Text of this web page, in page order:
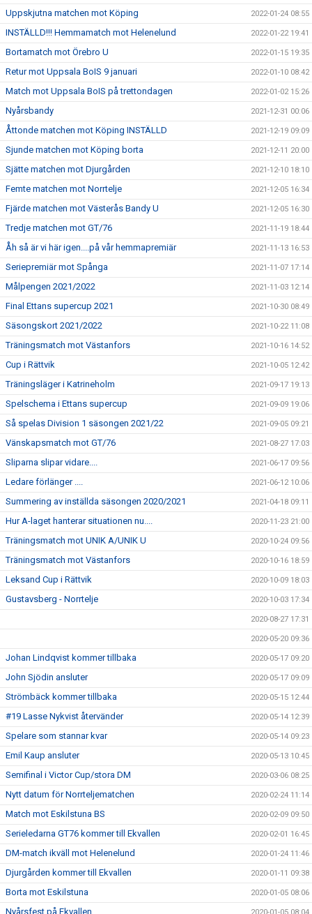
Uppskjutna matchen mot Köping 2022-01-24 08:55
INSTÄLLD!!! Hemmamatch mot Helenelund 2022-01-22 19:41
Bortamatch mot Örebro U 2022-01-15 19:35
Retur mot Uppsala BoIS 9 januari 2022-01-10 08:42
Match mot Uppsala BoIS på trettondagen 2022-01-02 15:26
Nyårsbandy 2021-12-31 00:06
Åttonde matchen mot Köping INSTÄLLD 2021-12-19 09:09
Sjunde matchen mot Köping borta 2021-12-11 20:00
Sjätte matchen mot Djurgården 2021-12-10 18:10
Femte matchen mot Norrtelje 2021-12-05 16:34
Fjärde matchen mot Västerås Bandy U 2021-12-05 16:30
Tredje matchen mot GT/76 2021-11-19 18:44
Åh så är vi här igen....på vår hemmapremiär 2021-11-13 16:53
Seriepremiär mot Spånga 2021-11-07 17:14
Målpengen 2021/2022 2021-11-03 12:14
Final Ettans supercup 2021 2021-10-30 08:49
Säsongskort 2021/2022 2021-10-22 11:08
Träningsmatch mot Västanfors 2021-10-16 14:52
Cup i Rättvik 2021-10-05 12:42
Träningsläger i Katrineholm 2021-09-17 19:13
Spelschema i Ettans supercup 2021-09-09 19:06
Så spelas Division 1 säsongen 2021/22 2021-09-05 09:21
Vänskapsmatch mot GT/76 2021-08-27 17:03
Sliparna slipar vidare.... 2021-06-17 09:56
Ledare förlänger .... 2021-06-12 10:06
Summering av inställda säsongen 2020/2021 2021-04-18 09:11
Hur A-laget hanterar situationen nu.... 2020-11-23 21:00
Träningsmatch mot UNIK A/UNIK U 2020-10-24 09:56
Träningsmatch mot Västanfors 2020-10-16 18:59
Leksand Cup i Rättvik 2020-10-09 18:03
Gustavsberg - Norrtelje 2020-10-03 17:34
2020-08-27 17:31
2020-05-20 09:36
Johan Lindqvist kommer tillbaka 2020-05-17 09:20
John Sjödin ansluter 2020-05-17 09:09
Strömbäck kommer tillbaka 2020-05-15 12:44
#19 Lasse Nykvist återvänder 2020-05-14 12:39
Spelare som stannar kvar 2020-05-14 09:23
Emil Kaup ansluter 2020-05-13 10:45
Semifinal i Victor Cup/stora DM 2020-03-06 08:25
Nytt datum för Norrteljematchen 2020-02-24 11:14
Match mot Eskilstuna BS 2020-02-09 09:50
Serieledarna GT76 kommer till Ekvallen 2020-02-01 16:45
DM-match ikväll mot Helenelund 2020-01-24 11:46
Djurgården kommer till Ekvallen 2020-01-11 09:38
Borta mot Eskilstuna 2020-01-05 08:06
Nyårsfest på Ekvallen